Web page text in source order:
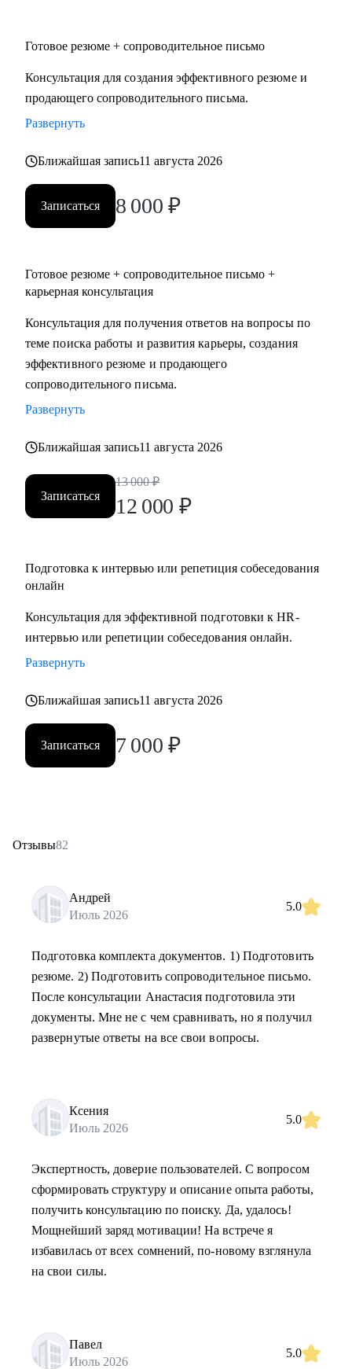
торговля (e-com, FMCG, retail).
Я создаю высококачественный продукт, основываясь на
искреннем отношении к людям.
Готовое резюме + сопроводительное письмо
Консультация для создания эффективного резюме и
продающего сопроводительного письма.
Развернуть
Ближайшая запись11 августа 2026
Записаться 8 000 ₽
Готовое резюме + сопроводительное письмо +
карьерная консультация
Консультация для получения ответов на вопросы по
теме поиска работы и развития карьеры, создания
эффективного резюме и продающего
сопроводительного письма.
Развернуть
Ближайшая запись11 августа 2026
Записаться
13 000 ₽
12 000 ₽
Подготовка к интервью или репетиция собеседования
онлайн
Консультация для эффективной подготовки к HR-
интервью или репетиции собеседования онлайн.
Развернуть
Ближайшая запись11 августа 2026
Записаться 7 000 ₽
Отзывы82
Андрей
Июль 2026
5.0
Подготовка комплекта документов. 1) Подготовить
резюме. 2) Подготовить сопроводительное письмо.
После консультации Анастасия подготовила эти
документы. Мне не с чем сравнивать, но я получил
развернутые ответы на все свои вопросы.
Ксения
Июль 2026
5.0
Экспертность, доверие пользователей. С вопросом
сформировать структуру и описание опыта работы,
получить консультацию по поиску. Да, удалось!
Мощнейший заряд мотивации! На встрече я
избавилась от всех сомнений, по-новому взглянула
на свои силы.
Павел
Июль 2026
5.0